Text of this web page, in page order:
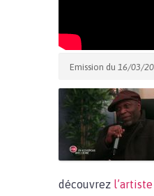
Emission du 16/03/
découvrez l’artiste